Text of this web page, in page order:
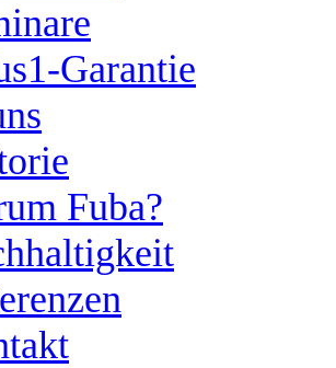
Garantie
Fuba?